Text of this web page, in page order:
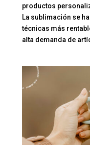
productos
La sublimación se
técnicas más
alta demanda de